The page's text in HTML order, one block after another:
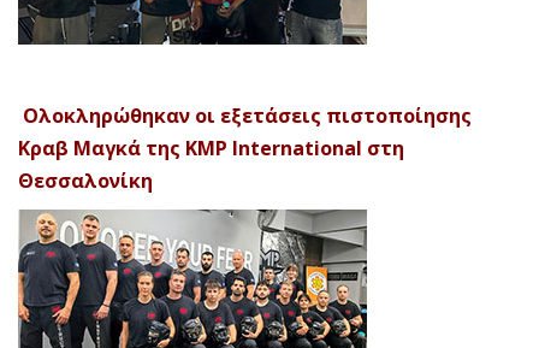
Ολοκληρώθηκαν οι εξετάσεις πιστοποίησης
Κραβ Μαγκά της KMP International στη
Θεσσαλονίκη